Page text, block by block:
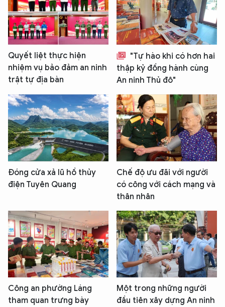
Quyết liệt thực hiện
nhiệm vụ bảo đảm an ninh
trật tự địa bàn
"Tự hào khi có hơn hai
thập kỷ đồng hành cùng
An ninh Thủ đô"
Đóng cửa xả lũ hồ thủy
điện Tuyên Quang
Chế độ ưu đãi với người
có công với cách mạng và
thân nhân
Công an phường Láng
tham quan trưng bày
Một trong những người
đầu tiên xây dựng An ninh
XIN CHÀO,
TÔI LÀ CHATBOT CỦA